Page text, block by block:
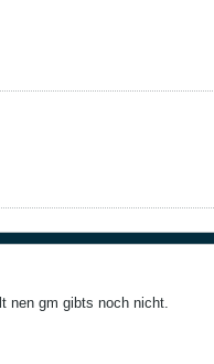
nen gm gibts noch nicht.